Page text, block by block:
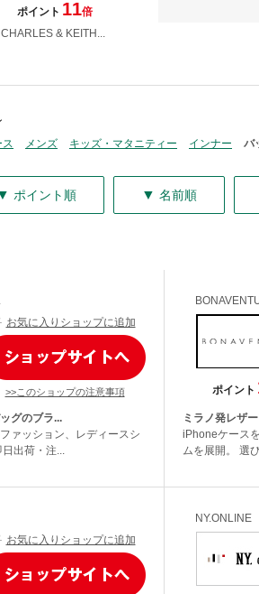
ポイント 11倍
CHARLES & KEITH...
ス メンズ キッズ・マタニティー インナー バ
ポイント順 ▼ 名前順
お気に入りショップに追加
>>このショップの注意事項
グのブラ...
ァッション、レディースシ
出荷・注...
ポイント
ミラノ発レザ
iPhoneケース
ムを展開。 選
お気に入りショップに追加
NY.ONLINE